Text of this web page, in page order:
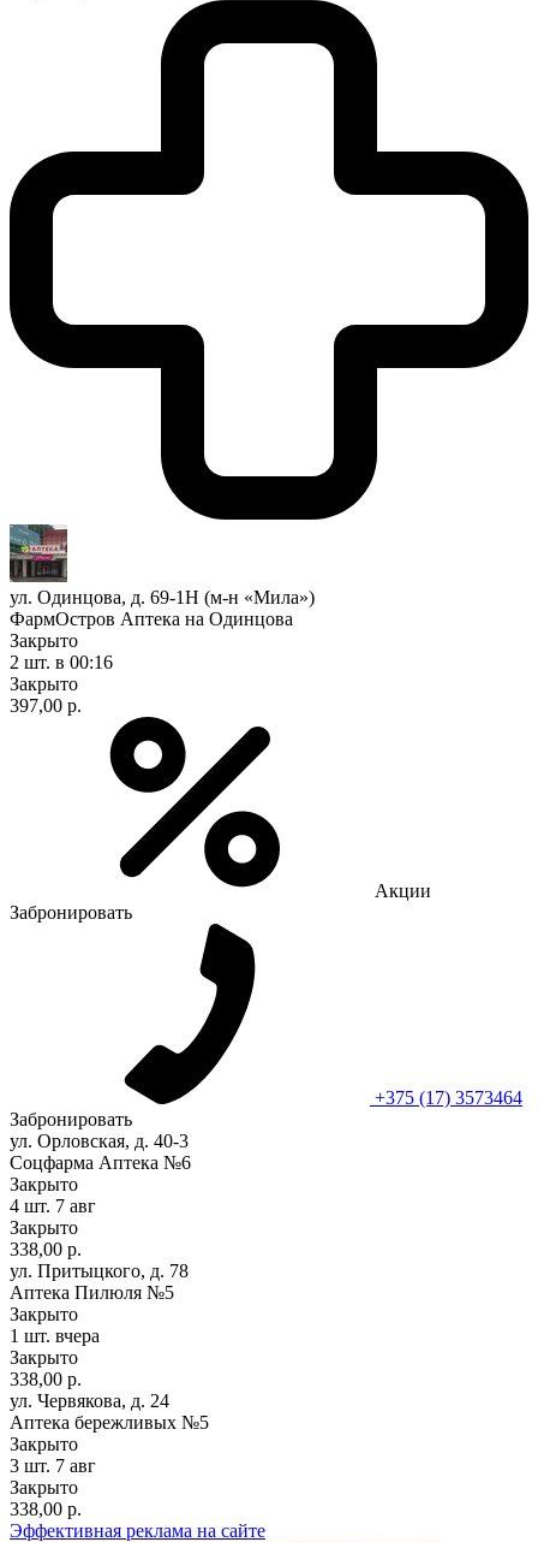
ул. Одинцова, д. 69-1Н (м-н «Мила»)
ФармОстров Аптека на Одинцова
Закрыто
2 шт. в 00:16
Закрыто
397,00 р.
Акции
Забронировать
+375 (17) 3573464
Забронировать
ул. Орловская, д. 40-3
Соцфарма Аптека №6
Закрыто
4 шт. 7 авг
Закрыто
338,00 р.
ул. Притыцкого, д. 78
Аптека Пилюля №5
Закрыто
1 шт. вчера
Закрыто
338,00 р.
ул. Червякова, д. 24
Аптека бережливых №5
Закрыто
3 шт. 7 авг
Закрыто
338,00 р.
Эффективная реклама на сайте